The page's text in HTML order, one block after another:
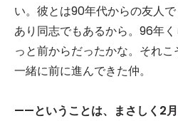
い。彼とは90年代からの友人
あり同志でもあるから。96年
っと前からだったかな。それ
一緒に前に進んできた仲。
——ということは、まさしく2